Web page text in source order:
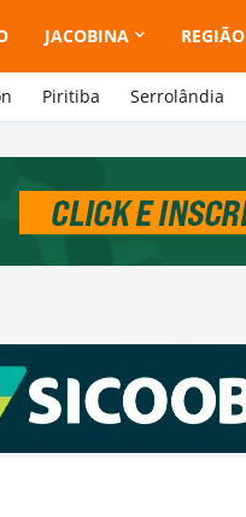
JACOBINA REGIÃO
Piritiba Serrolândia